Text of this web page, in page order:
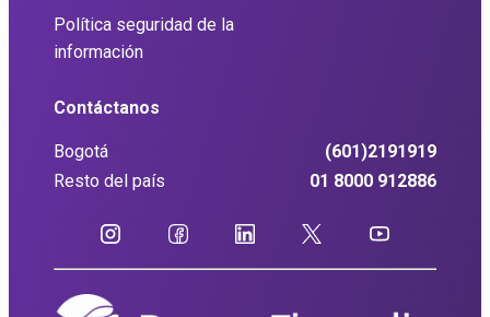
Política seguridad de la
información
Contáctanos
Bogotá
(601)2191919
Resto del país
01 8000 912886